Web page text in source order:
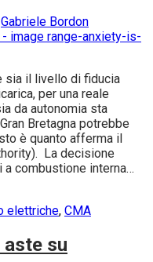
Gabriele Bordon
sia il livello di fiducia
per una reale
da autonomia sta
Bretagna potrebbe
è quanto afferma il
La decisione
combustione interna…
elettriche, CMA
aste su